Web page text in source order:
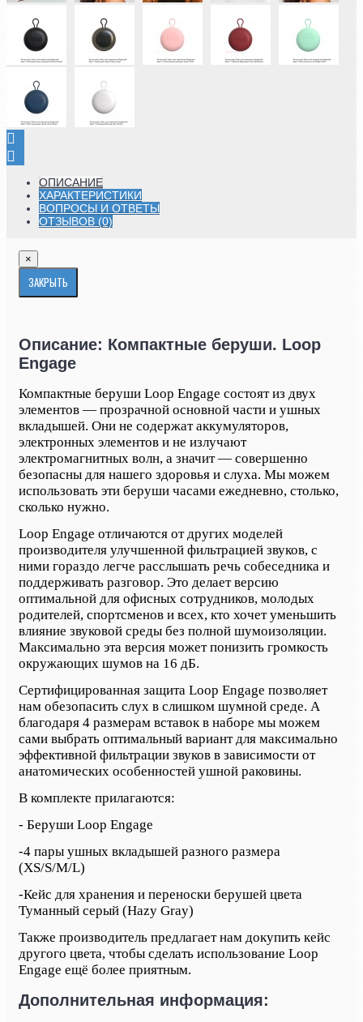
ОПИСАНИЕ
ХАРАКТЕРИСТИКИ
ВОПРОСЫ И ОТВЕТЫ
ОТЗЫВОВ (0)
×
ЗАКРЫТЬ
Описание: Компактные беруши. Loop
Engage
Компактные беруши Loop Engage состоят из двух
элементов — прозрачной основной части и ушных
вкладышей. Они не содержат аккумуляторов,
электронных элементов и не излучают
электромагнитных волн, а значит — совершенно
безопасны для нашего здоровья и слуха. Мы можем
использовать эти беруши часами ежедневно, столько,
сколько нужно.
Loop Engage отличаются от других моделей
производителя улучшенной фильтрацией звуков, с
ними гораздо легче расслышать речь собеседника и
поддерживать разговор. Это делает версию
оптимальной для офисных сотрудников, молодых
родителей, спортсменов и всех, кто хочет уменьшить
влияние звуковой среды без полной шумоизоляции.
Максимально эта версия может понизить громкость
окружающих шумов на 16 дБ.
Сертифицированная защита Loop Engage позволяет
нам обезопасить слух в слишком шумной среде. А
благодаря 4 размерам вставок в наборе мы можем
сами выбрать оптимальный вариант для максимально
эффективной фильтрации звуков в зависимости от
анатомических особенностей ушной раковины.
В комплекте прилагаются:
- Беруши Loop Engage
-4 пары ушных вкладышей разного размера
(XS/S/M/L)
-Кейс для хранения и переноски берушей цвета
Туманный серый (Hazy Gray)
Также производитель предлагает нам докупить кейс
другого цвета, чтобы сделать использование Loop
Engage ещё более приятным.
Дополнительная информация: